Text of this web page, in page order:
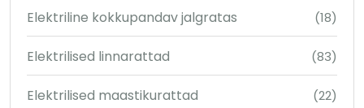
Elektriline kokkupandav jalgratas (18)
Elektrilised linnarattad (83)
Elektrilised maastikurattad (22)